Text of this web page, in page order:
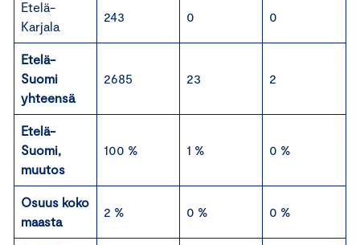
Etelä-
Karjala
243 0 0
Etelä-
Suomi
yhteensä
2685 23 2
Etelä-
Suomi,
muutos
100 % 1 % 0 %
Osuus koko
maasta
2 % 0 % 0 %